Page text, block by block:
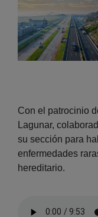
Con el patrocinio
Lagunar,
su sección para
enfermedades
hereditario.